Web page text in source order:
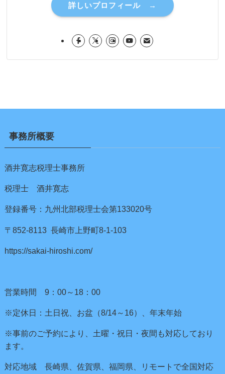
詳しいプロフィール →
事務所概要
酒井寛志税理士事務所
税理士 酒井寛志
登録番号：九州北部税理士会第133020号
〒852-8113 長崎市上野町8-1-103
https://sakai-hiroshi.com/
営業時間 9：00～18：00
※定休日：土日祝、お盆（8/14～16）、年末年始
※事前のご予約により、土曜・祝日・夜間も対応しており
ます。
対応地域 長崎県、佐賀県、福岡県、リモートで全国対応